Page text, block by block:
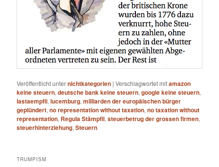
Veröffentlicht unternichtkategorien |Verschlagwortet mitamazon
keine steuern,deutsche bank keine steuern,google keine steuern,
lastaempfli,lucemburg,milliarden der europäischen bürger
geplündert,no representation without taxation,no taxation without
representation, Regula Stämpfli,steuerbetrug der grossen firmen,
steuerhinterziehung,Steuern
TRUMPISM